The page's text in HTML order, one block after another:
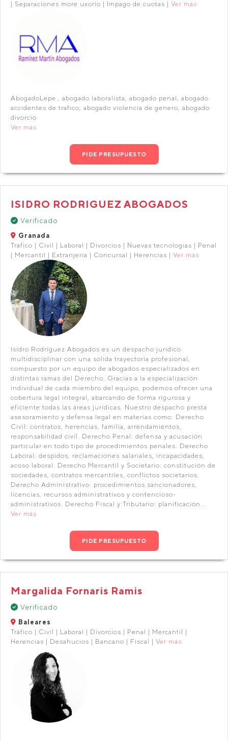
| Separaciones more uxorio | Impago de cuotas | Ver más
AbogadoLepe , abogado laboralista, abogado penal, abogado
accidentes de trafico, abogado violencia de genero, abogado
divorcio
Ver más
PIDE PRESUPUESTO
ISIDRO RODRIGUEZ ABOGADOS
Verificado
Granada
Tráfico | Civil | Laboral | Divorcios | Nuevas tecnologías | Penal
| Mercantil | Extranjería | Concursal | Herencias | Ver más
Isidro Rodríguez Abogados es un despacho jurídico
multidisciplinar con una sólida trayectoria profesional,
compuesto por un equipo de abogados especializados en
distintas ramas del Derecho. Gracias a la especialización
individual de cada miembro del equipo, podemos ofrecer una
cobertura legal integral, abarcando de forma rigurosa y
eficiente todas las áreas jurídicas. Nuestro despacho presta
asesoramiento y defensa legal en materias como: Derecho
Civil: contratos, herencias, familia, arrendamientos,
responsabilidad civil. Derecho Penal: defensa y acusación
particular en todo tipo de procedimientos penales. Derecho
Laboral: despidos, reclamaciones salariales, incapacidades,
acoso laboral. Derecho Mercantil y Societario: constitución de
sociedades, contratos mercantiles, conflictos societarios.
Derecho Administrativo: procedimientos sancionadores,
licencias, recursos administrativos y contencioso-
administrativos. Derecho Fiscal y Tributario: planificación...
Ver más
PIDE PRESUPUESTO
Margalida Fornaris Ramis
Verificado
Baleares
Tráfico | Civil | Laboral | Divorcios | Penal | Mercantil |
Herencias | Desahucios | Bancario | Fiscal | Ver más